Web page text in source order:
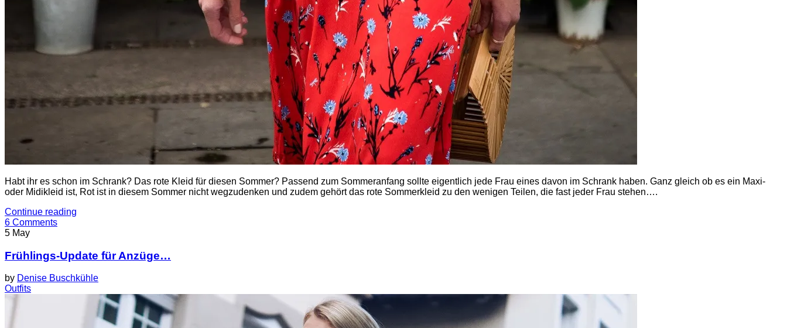
Habt ihr es schon im Schrank? Das rote Kleid für diesen Sommer? Passend zum Sommeranfang sollte eigentlich jede Frau eines davon im Schrank haben. Ganz gleich ob es ein Maxi-
oder Midikleid ist, Rot ist in diesem Sommer nicht wegzudenken und zudem gehört das rote Sommerkleid zu den wenigen Teilen, die fast jeder Frau stehen….
Continue reading
6 Comments
5 May
Frühlings-Update für Anzüge…
by Denise Buschkühle
Outfits